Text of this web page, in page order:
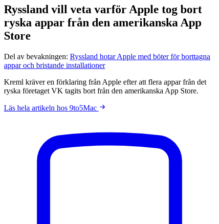
Ryssland vill veta varför Apple tog bort
ryska appar från den amerikanska App
Store
Del av bevakningen: Ryssland hotar Apple med böter för borttagna
appar och bristande installationer
Kreml kräver en förklaring från Apple efter att flera appar från det
ryska företaget VK tagits bort från den amerikanska App Store.
Läs hela artikeln hos 9to5Mac